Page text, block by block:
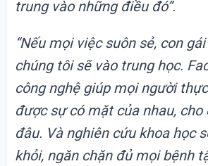
trung vào những điều đó”.
“Nếu mọi việc suôn sẻ, con
chúng tôi sẽ vào trung học.
công nghệ giúp mọi người
được sự có mặt của nhau, cho
đâu. Và nghiên cứu khoa học
khỏi, ngăn chặn đủ mọi bệnh